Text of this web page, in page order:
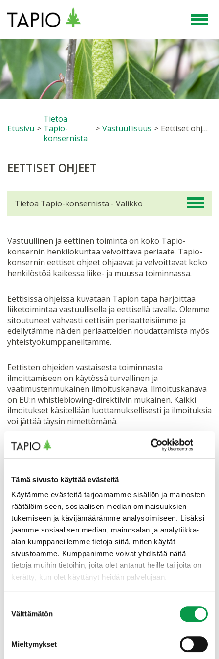
Tämä sivusto käyttää evästeitä
Käytämme evästeitä tarjoamamme sisällön ja mainosten
räätälöimiseen, sosiaalisen median ominaisuuksien
tukemiseen ja kävijämäärämme analysoimiseen. Lisäksi
jaamme sosiaalisen median, mainosalan ja analytiikka-
alan kumppaneillemme tietoja siitä, miten käytät
sivustoamme. Kumppanimme voivat yhdistää näitä
tietoja muihin tietoihin, joita olet antanut heille tai joita on
kerätty, kun olet käyttänyt heidän palvelujaan.
valinta
Välttämätön
Mieltymykset
Etusivu >
Tietoa
Tapio-
konsernista
> Vastuullisuus > Eettiset ohjeet
EETTISET OHJEET
Vastuullinen ja eettinen toiminta on koko Tapio-
konsernin henkilökuntaa velvoittava periaate. Tapio-
konsernin eettiset ohjeet ohjaavat ja velvoittavat koko
henkilöstöä kaikessa liike- ja muussa toiminnassa.
Eettisissä ohjeissa kuvataan Tapion tapa harjoittaa
liiketoimintaa vastuullisella ja eettisellä tavalla. Olemme
sitoutuneet vahvasti eettisiin periaatteisiimme ja
edellytämme näiden periaatteiden noudattamista myös
yhteistyökumppaneiltamme.
Eettisten ohjeiden vastaisesta toiminnasta
ilmoittamiseen on käytössä turvallinen ja
vaatimustenmukainen ilmoituskanava. Ilmoituskanava
on EU:n whistleblowing-direktiivin mukainen. Kaikki
ilmoitukset käsitellään luottamuksellisesti ja ilmoituksia
voi jättää täysin nimettömänä.
Tapio-konsernin Whistleblow-ilmoituskanava
Viestintä- ja markkinointijohtaja
Tietoa Tapio-konsernista - Valikko